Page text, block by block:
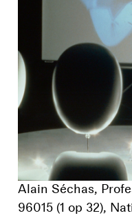
Alain Séchas,
96015 (1 op 32),